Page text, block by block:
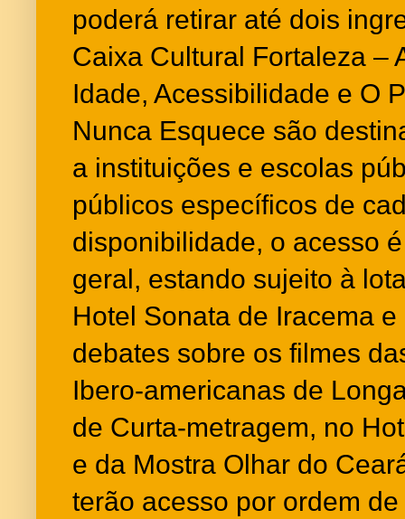
poderá retirar até dois
Caixa Cultural Fortaleza –
Idade, Acessibilidade e O
Nunca Esquece são
a instituições e escolas
públicos específicos de
disponibilidade, o acesso
geral, estando sujeito à
Hotel Sonata de Iracema
debates sobre os filmes
Ibero-americanas de
de Curta-metragem, no
e da Mostra Olhar do
terão acesso por ordem